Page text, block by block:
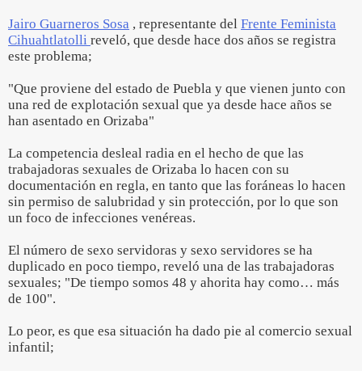
Jairo Guarneros Sosa , representante del Frente Feminista
Cihuahtlatolli reveló, que desde hace dos años se registra
este problema;
"Que proviene del estado de Puebla y que vienen junto con
una red de explotación sexual que ya desde hace años se
han asentado en Orizaba"
La competencia desleal radia en el hecho de que las
trabajadoras sexuales de Orizaba lo hacen con su
documentación en regla, en tanto que las foráneas lo hacen
sin permiso de salubridad y sin protección, por lo que son
un foco de infecciones venéreas.
El número de sexo servidoras y sexo servidores se ha
duplicado en poco tiempo, reveló una de las trabajadoras
sexuales; "De tiempo somos 48 y ahorita hay como… más
de 100".
Lo peor, es que esa situación ha dado pie al comercio sexual
infantil;